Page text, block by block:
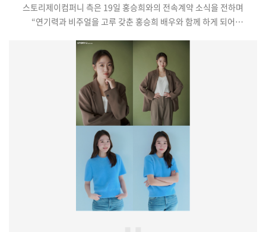
스토리제이컴퍼니 측은 19일 홍승희와의 전속계약 소식을 전하며
“연기력과 비주얼을 고루 갖춘 홍승희 배우와 함께 하게 되어
것”이라고 밝혔다.소속사 측은 계약 소식과 함께 홍승희의 프로필
사진을 공개했다.홍승희는 그간 tvN ‘메모리스트’, tvN ‘나빌레라’,
넷플릭스 ‘무브 투 헤븐 : 나는 유품정리사입니다’, KBS2 ‘드라마
스페셜 2023 ? 그림자 고백’, 영화 ‘더 문’ 등 다양한 작품에 출연해
차…